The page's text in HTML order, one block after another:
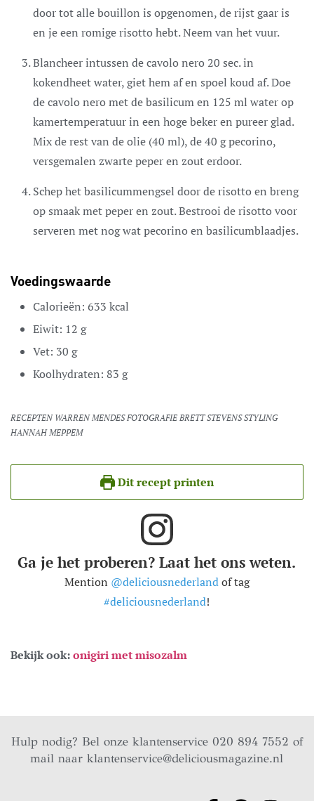
door tot alle bouillon is opgenomen, de rijst gaar is
en je een romige risotto hebt. Neem van het vuur.
Blancheer intussen de cavolo nero 20 sec. in
kokendheet water, giet hem af en spoel koud af. Doe
de cavolo nero met de basilicum en 125 ml water op
kamertemperatuur in een hoge beker en pureer glad.
Mix de rest van de olie (40 ml), de 40 g pecorino,
versgemalen zwarte peper en zout erdoor.
Schep het basilicummengsel door de risotto en breng
op smaak met peper en zout. Bestrooi de risotto voor
serveren met nog wat pecorino en basilicumblaadjes.
Voedingswaarde
Calorieën: 633 kcal
Eiwit: 12 g
Vet: 30 g
Koolhydraten: 83 g
RECEPTEN WARREN MENDES FOTOGRAFIE BRETT STEVENS STYLING
HANNAH MEPPEM
Dit recept printen
Ga je het proberen? Laat het ons weten.
Mention @deliciousnederlandof tag
#deliciousnederland!
Bekijk ook:onigiri met misozalm
Hulp nodig? Bel onze klantenservice 020 894 7552 of
mail naarklantenservice@deliciousmagazine.nl